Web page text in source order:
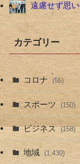
遠慮せず思
カテゴリー
コロナ (55)
スポーツ (150)
ビジネス (158)
地域 (1,430)